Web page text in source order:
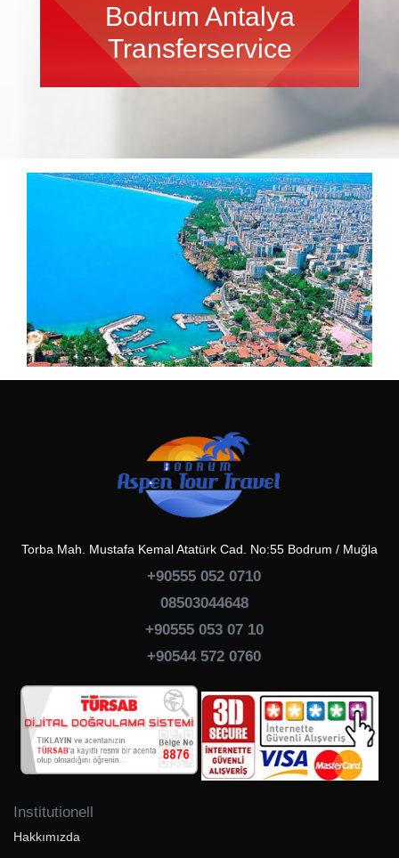
Bodrum Antalya
Transferservice
Torba Mah. Mustafa Kemal Atatürk Cad. No:55 Bodrum / Muğla
+90555 052 0710
08503044648
+90555 053 07 10
+90544 572 0760
Institutionell
Hakkımızda